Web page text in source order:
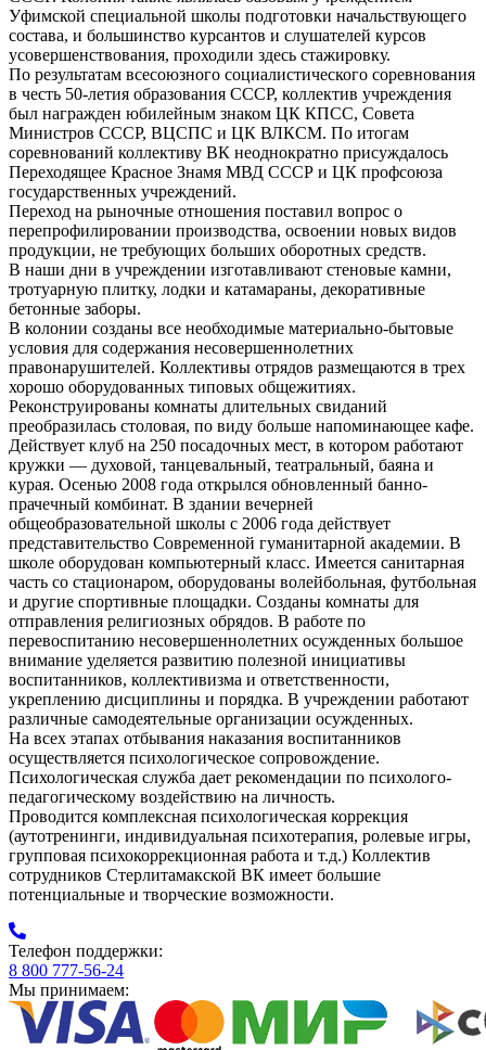
Уфимской специальной школы подготовки начальствующего
состава, и большинство курсантов и слушателей курсов
усовершенствования, проходили здесь стажировку.
По результатам всесоюзного социалистического соревнования
в честь 50-летия образования СССР, коллектив учреждения
был награжден юбилейным знаком ЦК КПСС, Совета
Министров СССР, ВЦСПС и ЦК ВЛКСМ. По итогам
соревнований коллективу ВК неоднократно присуждалось
Переходящее Красное Знамя МВД СССР и ЦК профсоюза
государственных учреждений.
Переход на рыночные отношения поставил вопрос о
перепрофилировании производства, освоении новых видов
продукции, не требующих больших оборотных средств.
В наши дни в учреждении изготавливают стеновые камни,
тротуарную плитку, лодки и катамараны, декоративные
бетонные заборы.
В колонии созданы все необходимые материально-бытовые
условия для содержания несовершеннолетних
правонарушителей. Коллективы отрядов размещаются в трех
хорошо оборудованных типовых общежитиях.
Реконструированы комнаты длительных свиданий
преобразилась столовая, по виду больше напоминающее кафе.
Действует клуб на 250 посадочных мест, в котором работают
кружки — духовой, танцевальный, театральный, баяна и
курая. Осенью 2008 года открылся обновленный банно-
прачечный комбинат. В здании вечерней
общеобразовательной школы с 2006 года действует
представительство Современной гуманитарной академии. В
школе оборудован компьютерный класс. Имеется санитарная
часть со стационаром, оборудованы волейбольная, футбольная
и другие спортивные площадки. Созданы комнаты для
отправления религиозных обрядов. В работе по
перевоспитанию несовершеннолетних осужденных большое
внимание уделяется развитию полезной инициативы
воспитанников, коллективизма и ответственности,
укреплению дисциплины и порядка. В учреждении работают
различные самодеятельные организации осужденных.
На всех этапах отбывания наказания воспитанников
осуществляется психологическое сопровождение.
Психологическая служба дает рекомендации по психолого-
педагогическому воздействию на личность.
Проводится комплексная психологическая коррекция
(аутотренинги, индивидуальная психотерапия, ролевые игры,
групповая психокоррекционная работа и т.д.) Коллектив
сотрудников Стерлитамакской ВК имеет большие
потенциальные и творческие возможности.
Телефон поддержки:
8 800 777-56-24
Мы принимаем: